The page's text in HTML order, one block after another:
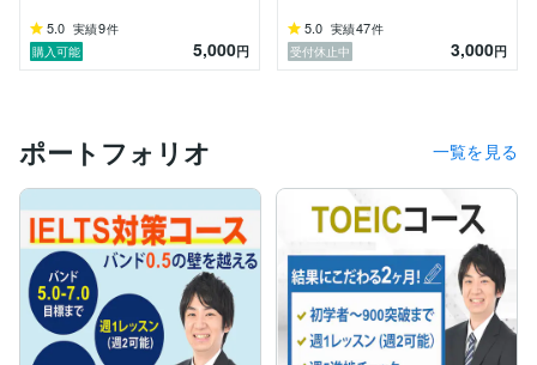
5.0 実績9件
購入可能
5,000円
5.0 実績47件
受付休止中
3,000円
ポートフォリオ 一覧を見る